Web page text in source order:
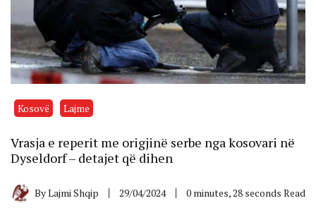
Kosovë Lajme
Vrasja e reperit me origjinë serbe nga kosovari në
Dyseldorf – detajet që dihen
ByLajmi Shqip 29/04/2024 0 minutes, 28 seconds Read